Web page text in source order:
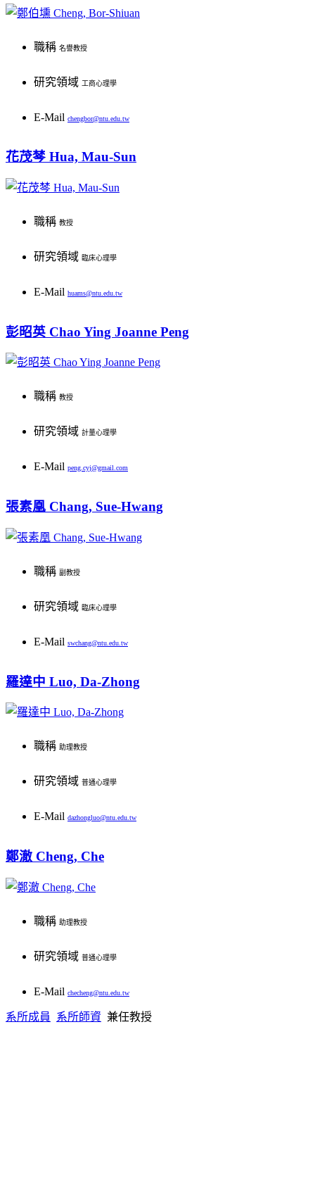
職稱 名譽教授
研究領域 工商心理學
E-Mail chengbor@ntu.edu.tw
辦公室/電話 S305/ 886-2-33663087
研究興趣
華人組織與管理／企業文化與效能／領導統御與績效／工作態度與激勵／組織網絡與關係
忠誠
提供課程
組織行為／工商心理學／高等組織行為／高等工商心理學／工商心理學專題討論
個人網站 LINK
經歷
2012-2013：《Management and Organization Review》顧問主編
2011-2013：《本土心理學研究》協同主編
2011-2012：《Asian Journal of Social Psychology》協同主編
2006-2008：國立台灣大學心理學系系主任兼研究所所長
1997-2006：國立台灣大學心理學系教授
2004-2005：法國歐洲管理學院(INSEAD)訪問教授
1991-1997：國立台灣大學心理學系暨研究所副教授
1991-1995：國立台灣科技大學企業管理技術系兼任教授
1985-1991：政治作戰學校心理學系副教授、教授兼系主任
1992-1994：中國心理學會理事兼秘書長
1977-1979：國防部軍事心理研究中心研究員
花茂棽 Hua, Mau-Sun
職稱 教授
研究領域 臨床心理學
E-Mail huams@ntu.edu.tw
辦公室/電話 S101/ 886-2-33663101
研究興趣
神經行為症候群鑑別診斷／腦部之神經心理功能／神經精神疾患之心智功能
提供課程
臨床神經心理學概論／臨床神經心理學／臨床神經心理衡鑑
學歷
彭昭英 Chao Ying Joanne Peng
職稱 教授
研究領域 計量心理學
E-Mail peng.cyj@gmail.com
辦公室/電話 S317/(886) 908-299-908
個人網站 http://education.indiana.edu/dotnetforms/Profile.aspx?u=peng
經歷
2018-Present Adjunct Full Professor of Psychology, National Taiwan University
2006-2015 Adjunct Full Professor of Statistics, Indiana University
學歷
1973 B.S. National Taiwan University (Psychology)
張素凰 Chang, Sue-Hwang
職稱 副教授
研究領域 臨床心理學
E-Mail swchang@ntu.edu.tw
辦公室/電話 S203/ 886-2-33663091
研究興趣
心理診斷／心理治療／強迫症／創傷後壓力症候群／焦慮與憂鬱等之心理病理診斷及治療
提供課程
臨床心理學專題研究／高等臨床心理學／高等心理治療與學習／正念取向的心理治療專題
／精神科臨床心理學實習／臨床心理學特論
學歷
國立台灣大學心理學博士
羅達中 Luo, Da-Zhong
職稱 助理教授
研究領域 普通心理學
E-Mail dazhongluo@ntu.edu.tw
辦公室/電話 .
提供課程
普通心理學
學歷
Ph.D., 國立臺灣大學
鄭澈 Cheng, Che
職稱 助理教授
研究領域 普通心理學
E-Mail checheng@ntu.edu.tw
系所成員 系所師資 兼任教授